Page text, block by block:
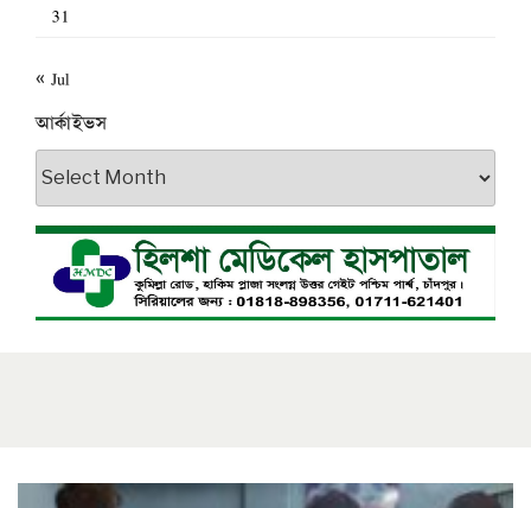
31
« Jul
আর্কাইভস
আর্কাইভস